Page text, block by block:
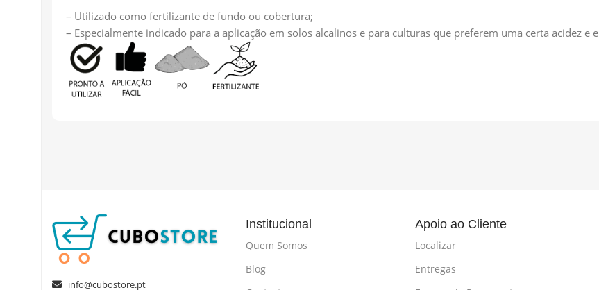
– Utilizado como fertilizante de fundo ou cobertura;
– Especialmente indicado para a aplicação em solos alcalinos e para culturas que preferem uma certa acidez e
info@cubostore.pt
Institucional
Quem Somos
Blog
Apoio ao Cliente
Localizar
Entregas